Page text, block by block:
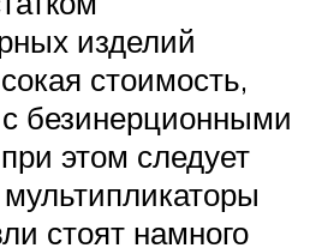
изделий
стоимость,
безинерционными
этом следует
стоят намного